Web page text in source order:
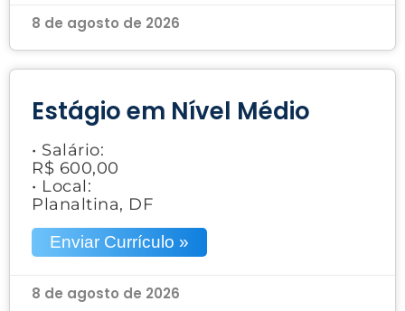
8 de agosto de 2026
Estágio em Nível Médio
• Salário:
R$ 600,00
• Local:
Planaltina, DF
Enviar Currículo »
8 de agosto de 2026